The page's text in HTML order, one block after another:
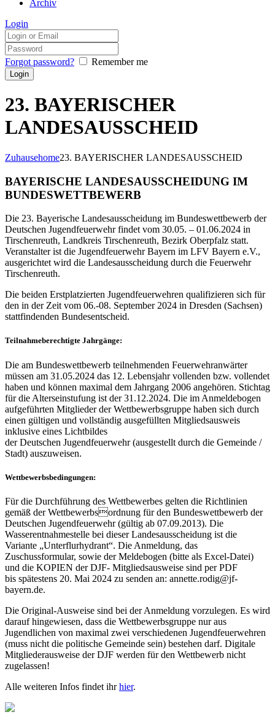
Archiv
Login
Forgot password? Remember me
23. BAYERISCHER
LANDESAUSSCHEID
Zuhausehome23. BAYERISCHER LANDESAUSSCHEID
BAYERISCHE LANDESAUSSCHEIDUNG IM
BUNDESWETTBEWERB
Die 23. Bayerische Landesausscheidung im Bundeswettbewerb der
Deutschen Jugendfeuerwehr findet vom 30.05. – 01.06.2024 in
Tirschenreuth, Landkreis Tirschenreuth, Bezirk Oberpfalz statt.
Veranstalter ist die Jugendfeuerwehr Bayern im LFV Bayern e.V.,
ausgerichtet wird die Landesausscheidung durch die Feuerwehr
Tirschenreuth.
Die beiden Erstplatzierten Jugendfeuerwehren qualifizieren sich für
den in der Zeit vom 06.-08. September 2024 in Dresden (Sachsen)
stattfindenden Bundesentscheid.
Teilnahmeberechtigte Jahrgänge:
Die am Bundeswettbewerb teilnehmenden Feuerwehranwärter
müssen am 31.05.2024 das 12. Lebensjahr vollenden bzw. vollendet
haben und können maximal dem Jahrgang 2006 angehören. Stichtag
für die Alterseinstufung ist der 31.12.2024. Die im Anmeldebogen
aufgeführten Mitglieder der Wettbewerbsgruppe haben sich durch
einen gültigen und vollständig ausgefüllten Mitgliedsausweis
inklusive eines Lichtbildes
der Deutschen Jugendfeuerwehr (ausgestellt durch die Gemeinde /
Stadt) auszuweisen.
Wettbewerbsbedingungen:
Für die Durchführung des Wettbewerbes gelten die Richtlinien
gemäß der Wettbewerbsordnung für den Bundeswettbewerb der
Deutschen Jugendfeuerwehr (gültig ab 07.09.2013). Die
Wasserentnahmestelle bei dieser Landesausscheidung ist die
Variante „Unterflurhydrant“. Die Anmeldung, das
Zuschussformular, sowie der Meldebogen (bitte als Excel-Datei)
und die KOPIEN der DJF- Mitgliedsausweise sind per PDF
bis spätestens 20. Mai 2024 zu senden an: annette.rodig@jf-
bayern.de.
Die Original-Ausweise sind bei der Anmeldung vorzulegen. Es wird
darauf hingewiesen, dass die Wettbewerbsgruppe nur aus
Jugendlichen von maximal zwei verschiedenen Jugendfeuerwehren
(muss nicht die politische Gemeinde sein) bestehen darf. Digitale
Mitgliederausweise der DJF werden für den Wettbewerb nicht
zugelassen!
Alle weiteren Infos findet ihrhier.